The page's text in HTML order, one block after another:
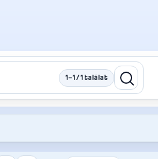
1–1 / 1 találat